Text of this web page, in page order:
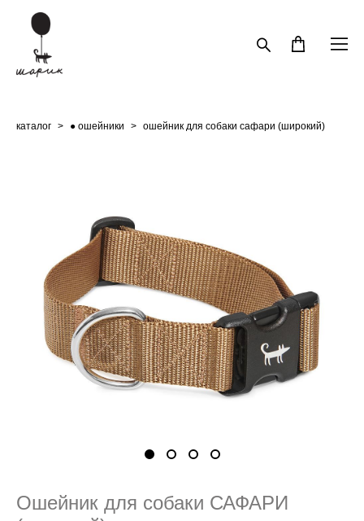
каталог > ● ошейники > ошейник для собаки сафари (широкий)
Ошейник для собаки САФАРИ